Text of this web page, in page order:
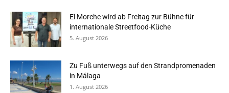
El Morche wird ab Freitag zur Bühne für
internationale Streetfood-Küche
5. August 2026
Zu Fuß unterwegs auf den Strandpromenaden
in Málaga
1. August 2026